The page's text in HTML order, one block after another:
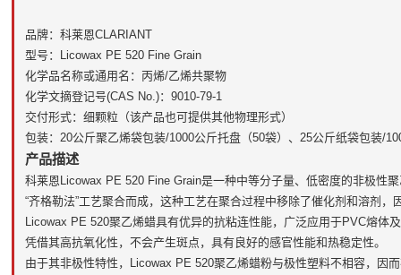
品牌：科莱恩CLARIANT
型号：Licowax PE 520 Fine Grain
化学品名称或通用名：丙烯/乙烯共聚物
化学文摘登记号(CAS No.)：9010-79-1
交付形式：细颗粒（该产品也可提供其他物理形式）
包装：20公斤聚乙烯袋包装/1000公斤托盘（50袋）、25公斤纸袋包装/
产品描述
科莱恩Licowax PE 520 Fine Grain是一种中等分子量、低密度的非极性
“齐格勒法”工艺聚合而成，这种工艺在聚合过程中移除了催化剂和溶剂
Licowax PE 520聚乙烯蜡具有优异的抗粘连性能，广泛应用于PVC熔体
凭借其高抗氧化性，不会产生斑点，具有良好的感官性能和热稳定性。
由于其非极性特性，Licowax PE 520聚乙烯蜡粉与极性塑料不相容，因